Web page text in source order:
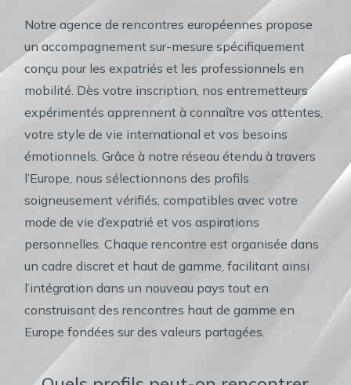
Notre agence de rencontres européennes propose
un accompagnement sur-mesure spécifiquement
conçu pour les expatriés et les professionnels en
mobilité. Dès votre inscription, nos entremetteurs
expérimentés apprennent à connaître vos attentes,
votre style de vie international et vos besoins
émotionnels. Grâce à notre réseau étendu à travers
l’Europe, nous sélectionnons des profils
soigneusement vérifiés, compatibles avec votre
mode de vie d’expatrié et vos aspirations
personnelles. Chaque rencontre est organisée dans
un cadre discret et haut de gamme, facilitant ainsi
l’intégration dans un nouveau pays tout en
construisant des rencontres haut de gamme en
Europe fondées sur des valeurs partagées.